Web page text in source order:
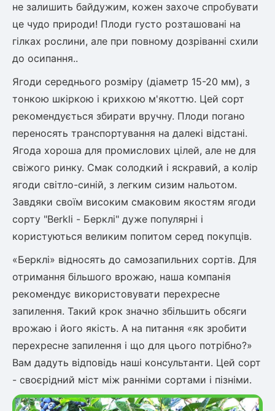
не залишить байдужим, кожен захоче спробувати
це чудо природи! Плоди густо розташовані на
гілках рослини, але при повному дозріванні схили
до осипання..
Ягоди середнього розміру (діаметр 15-20 мм), з
тонкою шкіркою і крихкою м'якоттю. Цей сорт
рекомендується збирати вручну. Плоди погано
переносять транспортування на далекі відстані.
Ягода хороша для промислових цілей, але не для
свіжого ринку. Смак солодкий і яскравий, а колір
ягоди світло-синій, з легким сизим нальотом.
Завдяки своїм високим смаковим якостям ягоди
сорту "Berkli - Берклі" дуже популярні і
користуються великим попитом серед покупців.
«Берклі» відносять до самозапильних сортів. Для
отримання більшого врожаю, наша компанія
рекомендує використовувати перехресне
запилення. Такий крок значно збільшить обсяги
врожаю і його якість. А на питання «як зробити
перехресне запилення і що для цього потрібно?»
Вам дадуть відповідь наші консультанти. Цей сорт
- своєрідний міст між ранніми сортами і пізніми.